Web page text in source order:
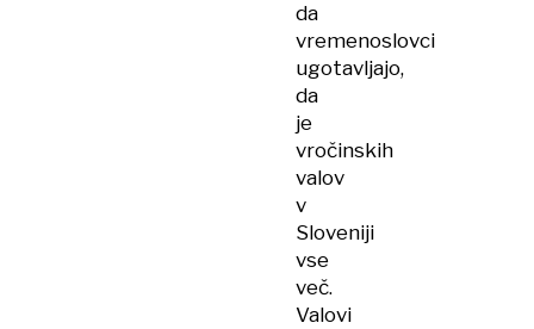
da
vremenoslovci
ugotavljajo,
da
je
vročinskih
valov
v
Sloveniji
vse
več.
Valovi